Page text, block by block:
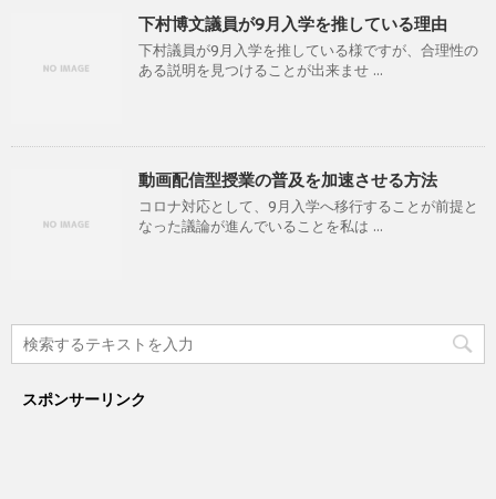
下村博文議員が9月入学を推している理由
下村議員が9月入学を推している様ですが、合理性の
ある説明を見つけることが出来ませ ...
動画配信型授業の普及を加速させる方法
コロナ対応として、9月入学へ移行することが前提と
なった議論が進んでいることを私は ...
スポンサーリンク